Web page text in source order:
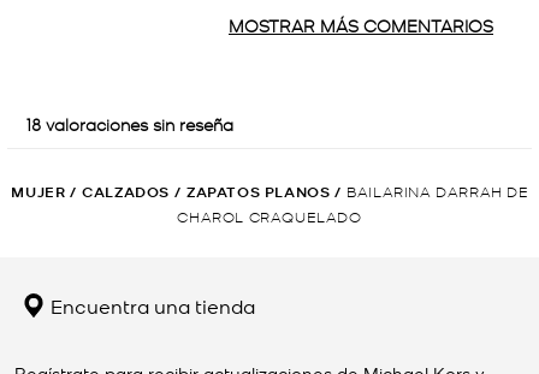
MUJER / CALZADOS / ZAPATOS PLANOS / BAILARINA DARRAH DE
CHAROL CRAQUELADO
Encuentra una tienda